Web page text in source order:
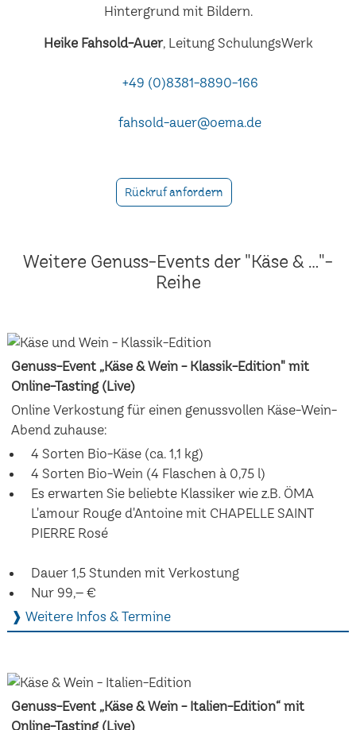
Heike Fahsold-Auer, Leitung SchulungsWerk
+49 (0)8381-8890-166
fahsold-auer@oema.de
Rückruf anfordern
Weitere Genuss-Events der "Käse & ..."-
Reihe
Genuss-Event „Käse & Wein - Klassik-Edition" mit
Online-Tasting (Live)
Online Verkostung für einen genussvollen Käse-Wein-
Abend zuhause:
4 Sorten Bio-Käse (ca. 1,1 kg)
4 Sorten Bio-Wein (4 Flaschen à 0,75 l)
Es erwarten Sie beliebte Klassiker wie z.B. ÖMA
L'amour Rouge d'Antoine mit CHAPELLE SAINT
PIERRE Rosé
Dauer 1,5 Stunden mit Verkostung
Nur 99,– €
❱ Weitere Infos & Termine
Genuss-Event „Käse & Wein - Italien-Edition“ mit
Online-Tasting (Live)